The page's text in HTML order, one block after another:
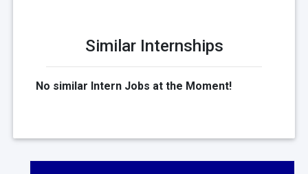
Similar Internships
No similar Intern Jobs at the Moment!